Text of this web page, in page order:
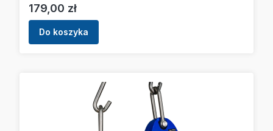
Cena
179,00 zł
Do koszyka